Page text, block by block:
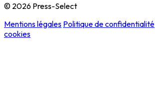
© 2026 Press-Select
Mentions légales Politique de confidentialité
cookies